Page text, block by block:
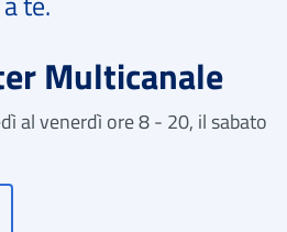
Multicanale
al venerdì ore 8 - 20, il sabato
Contact Center